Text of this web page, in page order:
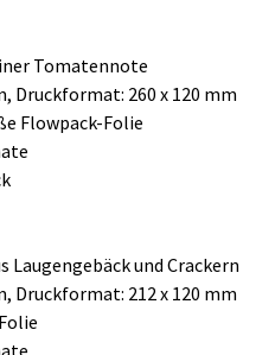
Tomatennote
Druckformat: 260 x 120 mm
Flowpack-Folie
Laugengebäck und Crackern
Druckformat: 212 x 120 mm